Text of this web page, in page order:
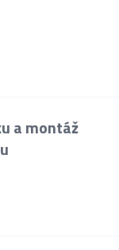
a montáž